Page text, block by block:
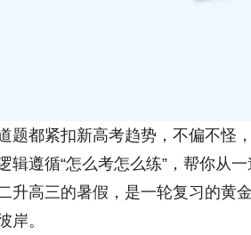
题都紧扣新高考趋势，不偏不怪
辑遵循“怎么考怎么练”，帮你从
升高三的暑假，是一轮复习的黄
岸。